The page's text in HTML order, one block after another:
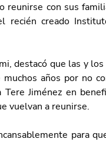
reunirse con sus
recién creado
destacó que las y
años por no
Jiménez en
vuelvan a reunirse.
para